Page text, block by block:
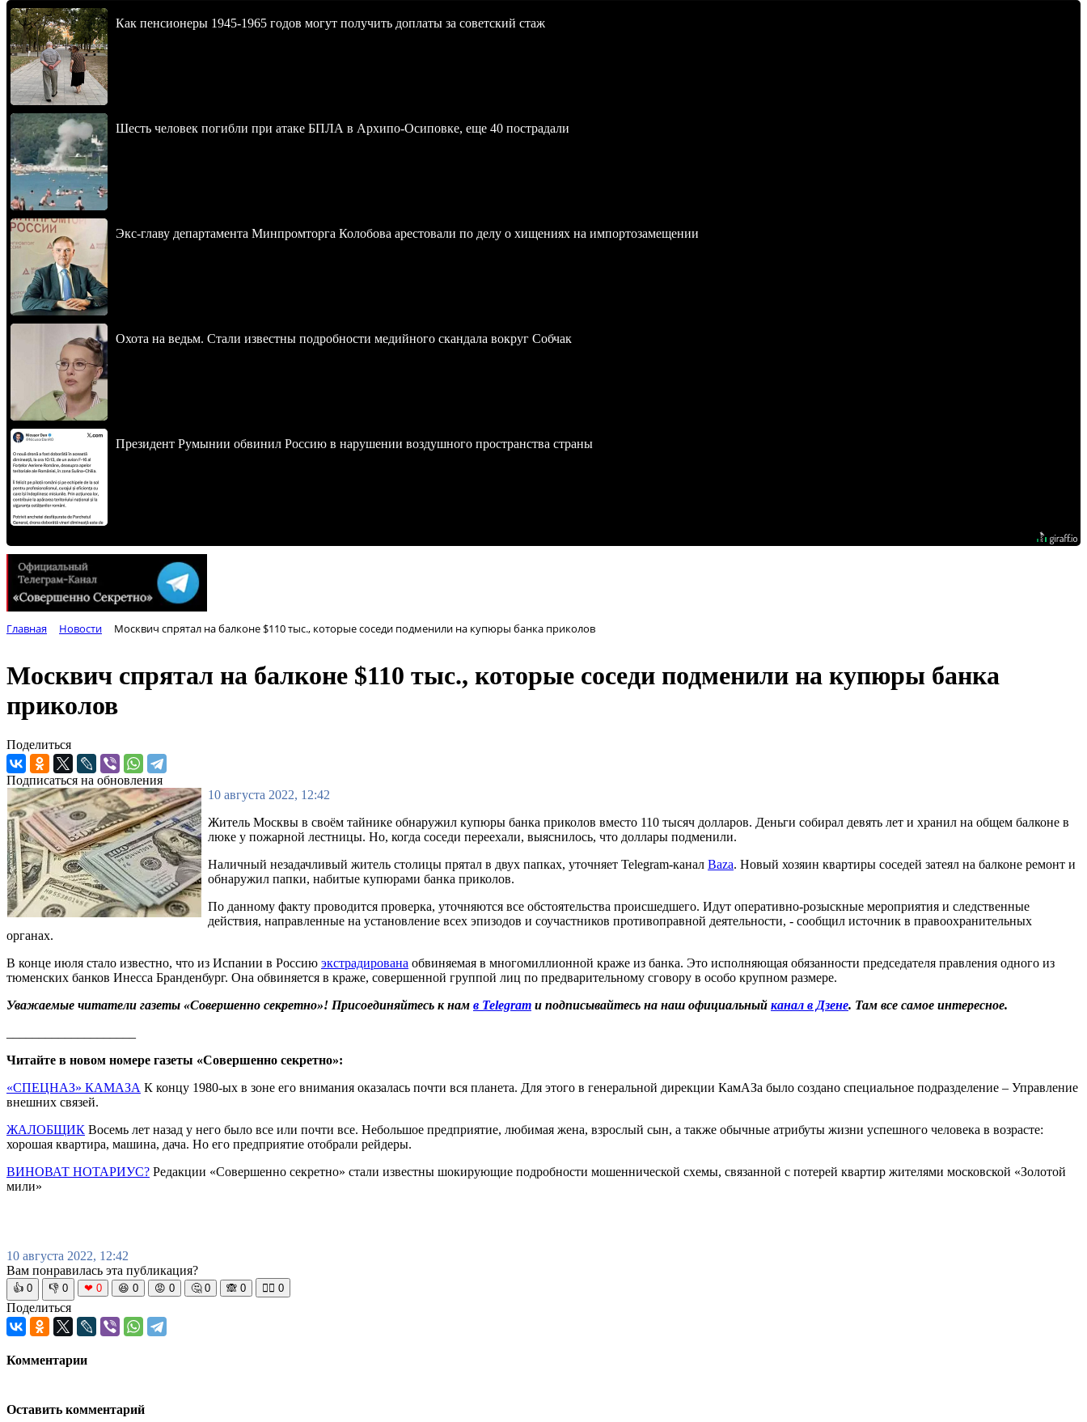
Как пенсионеры 1945-1965 годов могут получить доплаты за советский стаж
Шесть человек погибли при атаке БПЛА в Архипо-Осиповке, еще 40 пострадали
Экс-главу департамента Минпромторга Колобова арестовали по делу о хищениях на импортозамещении
Охота на ведьм. Стали известны подробности медийного скандала вокруг Собчак
Президент Румынии обвинил Россию в нарушении воздушного пространства страны
Главная Новости Москвич спрятал на балконе $110 тыс., которые соседи подменили на купюры банка приколов
Москвич спрятал на балконе $110 тыс., которые соседи подменили на купюры банка
приколов
Поделиться
Подписаться на обновления
10 августа 2022, 12:42
Житель Москвы в своём тайнике обнаружил купюры банка приколов вместо 110 тысяч долларов. Деньги собирал девять лет и хранил на общем балконе в
люке у пожарной лестницы. Но, когда соседи переехали, выяснилось, что доллары подменили.
Наличный незадачливый житель столицы прятал в двух папках, уточняет Telegram-канал Baza. Новый хозяин квартиры соседей затеял на балконе ремонт и
обнаружил папки, набитые купюрами банка приколов.
По данному факту проводится проверка, уточняются все обстоятельства происшедшего. Идут оперативно-розыскные мероприятия и следственные
действия, направленные на установление всех эпизодов и соучастников противоправной деятельности, - сообщил источник в правоохранительных
органах.
В конце июля стало известно, что из Испании в Россию экстрадирована обвиняемая в многомиллионной краже из банка. Это исполняющая обязанности председателя правления одного из
тюменских банков Инесса Бранденбург. Она обвиняется в краже, совершенной группой лиц по предварительному сговору в особо крупном размере.
Уважаемые читатели газеты «Совершенно секретно»! Присоединяйтесь к нам в Telegram и подписывайтесь на наш официальный канал в Дзене. Там все самое интересное.
Читайте в новом номере газеты «Совершенно секретно»:
«СПЕЦНАЗ» КАМАЗА К концу 1980-ых в зоне его внимания оказалась почти вся планета. Для этого в генеральной дирекции КамАЗа было создано специальное подразделение – Управление
внешних связей.
ЖАЛОБЩИК Восемь лет назад у него было все или почти все. Небольшое предприятие, любимая жена, взрослый сын, а также обычные атрибуты жизни успешного человека в возрасте:
хорошая квартира, машина, дача. Но его предприятие отобрали рейдеры.
ВИНОВАТ НОТАРИУС? Редакции «Совершенно секретно» стали известны шокирующие подробности мошеннической схемы, связанной с потерей квартир жителями московской «Золотой
мили»
10 августа 2022, 12:42
Вам понравилась эта публикация?
👍 0 👎 0 ❤ 0 😆 0 😡 0 🤔 0 🙈 0 🧘‍♀️ 0
Поделиться
Комментарии
Оставить комментарий